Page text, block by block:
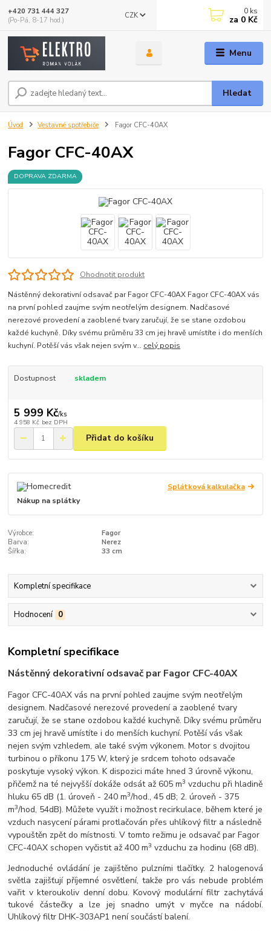
Menu
CZK
Hledat
+420 731 444 327
(Po-Pá, 8-17 hod.)
0 ks
za 0 Kč
Úvod Vestavné spotřebiče Fagor CFC-40AX
Fagor CFC-40AX
DOPRAVA ZDARMA
Ohodnotit produkt
Nástěnný dekorativní odsavač par Fagor CFC-40AX Fagor CFC-40AX vás
na první pohled zaujme svým neotřelým designem. Nadčasové
nerezové provedení a zaoblené tvary zaručují, že se stane ozdobou
každé kuchyně. Díky svému průměru 33 cm jej hravě umístíte i do menších
kuchyní. Potěší vás však nejen svým v... celý popis
Dostupnost skladem
5 999 Kč/ks
4 958 Kč bez DPH
Přidat do košíku
Splátková kalkulačka
Nákup na splátky
Výrobce:
Fagor
Barva:
Nerez
Šířka:
33 cm
Kompletní specifikace
Hodnocení 0
Kompletní specifikace
Nástěnný dekorativní odsavač par Fagor CFC-40AX
Fagor CFC-40AX vás na první pohled zaujme svým neotřelým
designem. Nadčasové nerezové provedení a zaoblené tvary
zaručují, že se stane ozdobou každé kuchyně. Díky svému průměru
33 cm jej hravě umístíte i do menších kuchyní. Potěší vás však
nejen svým vzhledem, ale také svým výkonem. Motor s dvojitou
turbinou o příkonu 175 W, který je srdcem tohoto odsavače
poskytuje vysoký výkon. K dispozici máte hned 3 úrovně výkonu,
přičemž na té nejvyšší dokáže odsát až 605 m3 vzduchu při hladině
hluku 65 dB (1. úroveň - 240 m3/hod., 45 dB; 2. úroveň - 375
m3/hod, 54dB). Můžete využít i možnost recirkulace, během které je
vzduch nasycení párami protlačován přes uhlíkový filtr a následně
vypouštěn zpět do místnosti. V tomto režimu je odsavač par Fagor
CFC-40AX schopen vyčistit až 400 m3 vzduchu za hodinu (68 dB).
Jednoduché ovládání je zajištěno pulzními tlačítky. 2 halogenová
světla zajišťují příjemné osvětlení, takže pro vás nebude problém
vařit v kteroukoliv denní dobu. Kovový modulární filtr zachytává
tukové částečky a lze jej snadno umýt v myčce na nádobí.
Uhlíkový filtr DHK-303AP1 není součástí balení.